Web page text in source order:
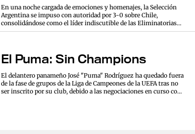
En una noche cargada de emociones y homenajes, la Selección
Argentina se impuso con autoridad por 3-0 sobre Chile,
consolidándose como el líder indiscutible de las Eliminatorias
Sudamericanas rumbo al Mundial 2026. Este encuentro,
El Puma: Sin Champions
El delantero panameño José "Puma" Rodríguez ha quedado fuera
de la fase de grupos de la Liga de Campeones de la UEFA tras no
ser inscrito por su club, debido a las negociaciones en curso con